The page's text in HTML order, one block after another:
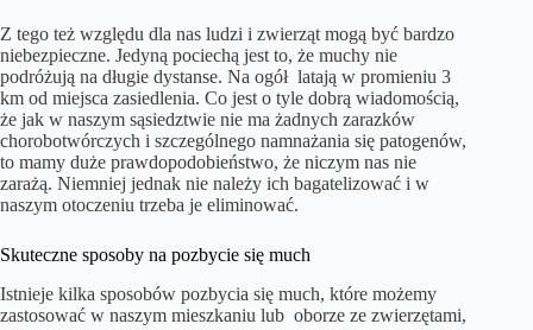
Z tego też względu dla nas ludzi i zwierząt mogą być bardzo
niebezpieczne. Jedyną pociechą jest to, że muchy nie
podróżują na długie dystanse. Na ogół latają w promieniu 3
km od miejsca zasiedlenia. Co jest o tyle dobrą wiadomością,
że jak w naszym sąsiedztwie nie ma żadnych zarazków
chorobotwórczych i szczególnego namnażania się patogenów,
to mamy duże prawdopodobieństwo, że niczym nas nie
zarażą. Niemniej jednak nie należy ich bagatelizować i w
naszym otoczeniu trzeba je eliminować.
Skuteczne sposoby na pozbycie się much
Istnieje kilka sposobów pozbycia się much, które możemy
zastosować w naszym mieszkaniu lub oborze ze zwierzętami,